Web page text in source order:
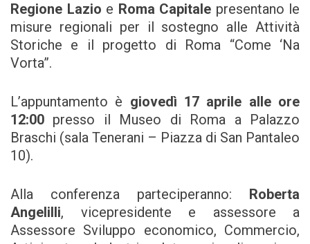
Regione Lazio e Roma Capitale presentano le
misure regionali per il sostegno alle Attività
Storiche e il progetto di Roma “Come ‘Na
Vorta”.
L’appuntamento è giovedì 17 aprile alle ore
12:00 presso il Museo di Roma a Palazzo
Braschi (sala Tenerani – Piazza di San Pantaleo
10).
Alla conferenza parteciperanno: Roberta
Angelilli, vicepresidente e assessore a
Assessore Sviluppo economico, Commercio,